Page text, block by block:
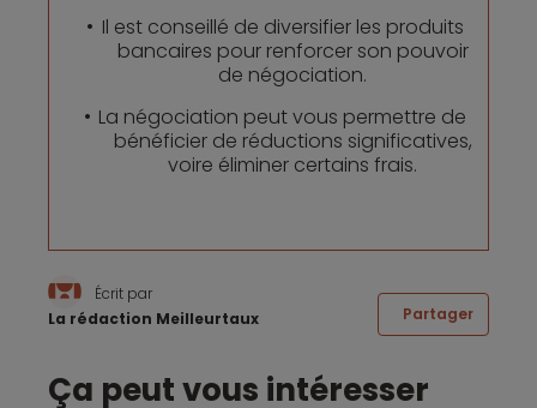
Il est conseillé de diversifier les produits
bancaires pour renforcer son pouvoir
de négociation.
La négociation peut vous permettre de
bénéficier de réductions significatives,
voire éliminer certains frais.
Écrit par
La rédaction Meilleurtaux
Partager
Ça peut vous intéresser